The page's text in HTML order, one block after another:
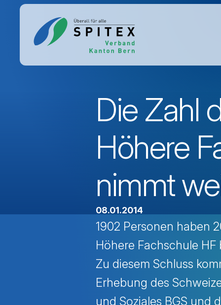
Die Zahl
Höhere
nimmt
08.01.2014
1902 Personen haben
Höhere Fachschule HF
Zu diesem Schluss
Erhebung des
und Soziales BGS und